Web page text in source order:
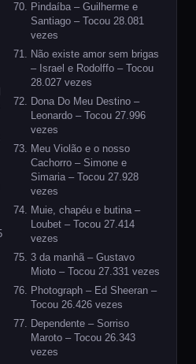
Pindaíba – Guilherme e
Santiago – Tocou 28.081
vezes
Não existe amor sem brigas
– Israel e Rodolffo – Tocou
28.027 vezes
Dona Do Meu Destino –
Leonardo – Tocou 27.996
vezes
Meu Violão e o nosso
Cachorro – Simone e
Simaria – Tocou 27.928
vezes
Muie, chapéu e butina –
Loubet – Tocou 27.414
vezes
3 da manhã – Gustavo
Mioto – Tocou 27.331 vezes
Photograph – Ed Sheeran –
Tocou 26.426 vezes
Dependente – Sorriso
Maroto – Tocou 26.343
vezes